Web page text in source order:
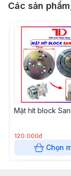
Các sản
Mặt hít block
120.000đ
Chọn